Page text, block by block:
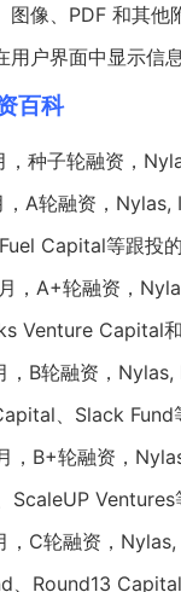
图像、PDF 和其
用户界面中显示信息
百科
，种子轮融资，
，A轮融资，
Capital等跟投
，A+轮融资，
Venture Capital
，B轮融资，Nylas,
、Slack Fund
，B+轮融资，
、ScaleUP
，C轮融资，
、Round13 Capital